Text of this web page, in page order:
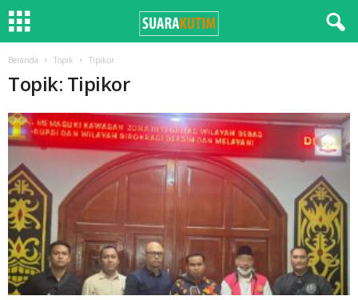
Beranda Topik Tipikor
Topik: Tipikor